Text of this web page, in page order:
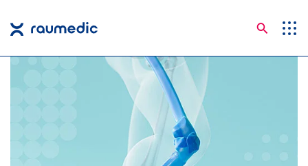
Anwendungsgebiete Suche